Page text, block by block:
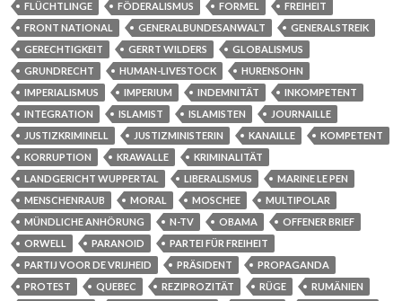
FLÜCHTLINGE FÖDERALISMUS FORMEL
FREIHEIT
FRONT NATIONAL
GENERALBUNDESANWALT
GENERALSTREIK
GERECHTIGKEIT
GERRT WILDERS
GLOBALISMUS
GRUNDRECHT
HUMAN-LIVESTOCK
HURENSOHN
IMPERIALISMUS
IMPERIUM INDEMNITÄT
INKOMPETENT
INTEGRATION
ISLAMIST ISLAMISTEN
JOURNAILLE
JUSTIZKRIMINELL
JUSTIZMINISTERIN KANAILLE
KOMPETENT
KORRUPTION
KRAWALLE
KRIMINALITÄT
LANDGERICHT WUPPERTAL
LIBERALISMUS
MARINE LE PEN
MENSCHENRAUB
MORAL MOSCHEE
MULTIPOLAR
MÜNDLICHE ANHÖRUNG
N-TV OBAMA
OFFENER BRIEF
ORWELL
PARANOID
PARTEI FÜR FREIHEIT
PARTIJ VOOR DE VRIJHEID
PRÄSIDENT
PROPAGANDA
PROTEST
QUEBEC REZIPROZITÄT RÜGE
RUMÄNIEN